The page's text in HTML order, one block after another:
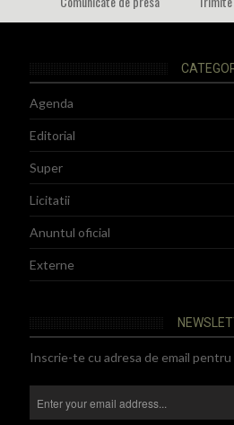
Agenda
Editorial
Super
Licitatii
Anuntul oficial
Externe
Inscrie-te cu adresa de email